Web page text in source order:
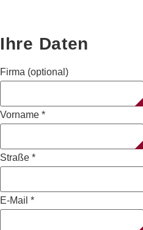
Ihre Daten
Firma (optional)
Vorname *
Straße *
E-Mail *